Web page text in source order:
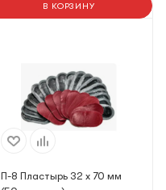
В КОРЗИНУ
П-8 Пластырь 32 х 70 мм